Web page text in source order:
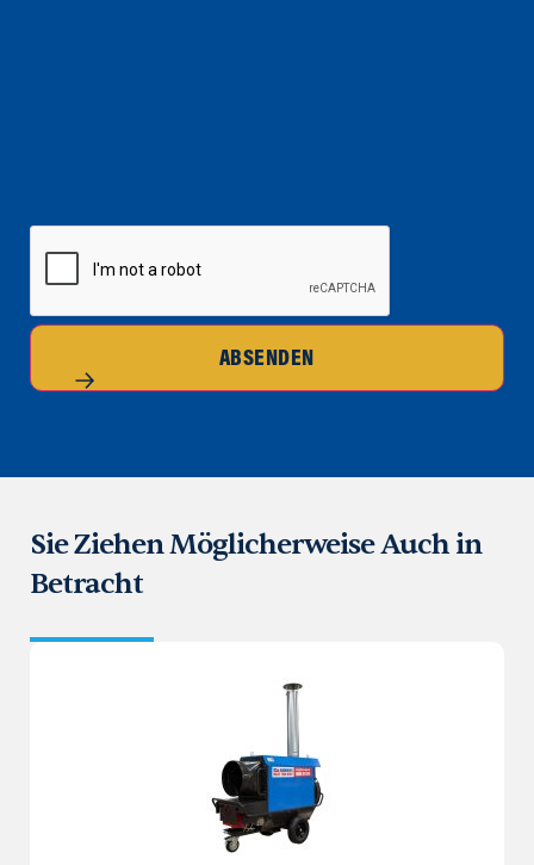
CAPTCHA
ABSENDEN
Sie Ziehen Möglicherweise Auch in
Betracht